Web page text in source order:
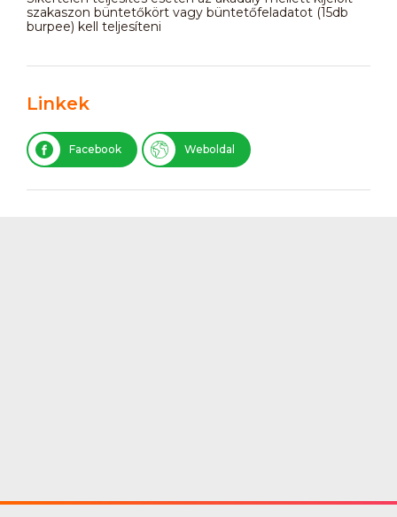
szakaszon büntetőkört vagy büntetőfeladatot (15db
burpee) kell teljesíteni
Linkek
Facebook Weboldal